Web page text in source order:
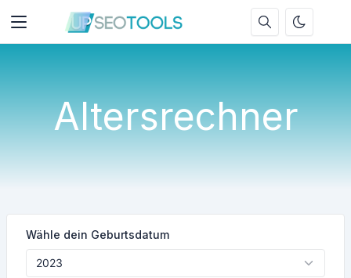
Altersrechner
Wähle dein Geburtsdatum